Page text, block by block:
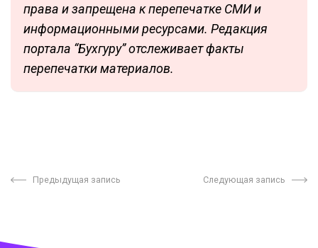
права и запрещена к перепечатке СМИ и
информационными ресурсами. Редакция
портала “Бухгуру” отслеживает факты
перепечатки материалов.
Предыдущая запись Следующая запись